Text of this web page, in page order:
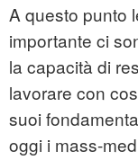
A questo punto
importante ci
la capacità di
lavorare con
suoi
oggi i mass-